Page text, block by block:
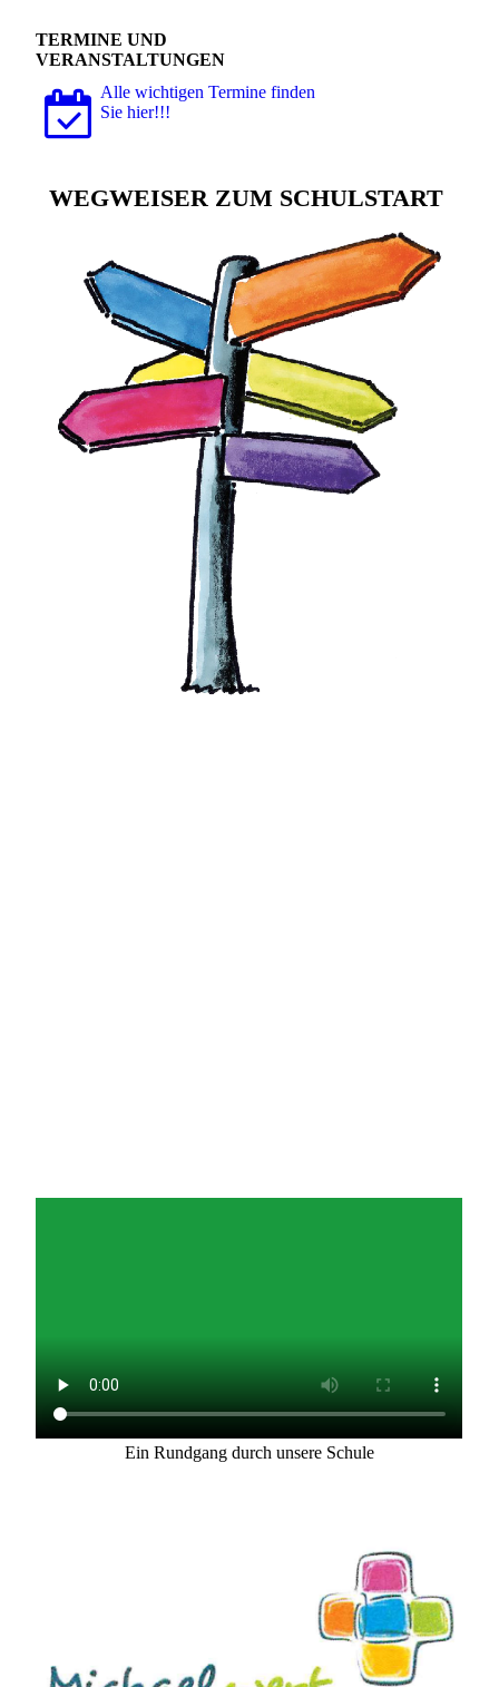
TERMINE UND
VERANSTALTUNGEN
Alle wichtigen Termine finden
Sie hier!!!
WEGWEISER ZUM SCHULSTART
Ein Rundgang durch unsere Schule